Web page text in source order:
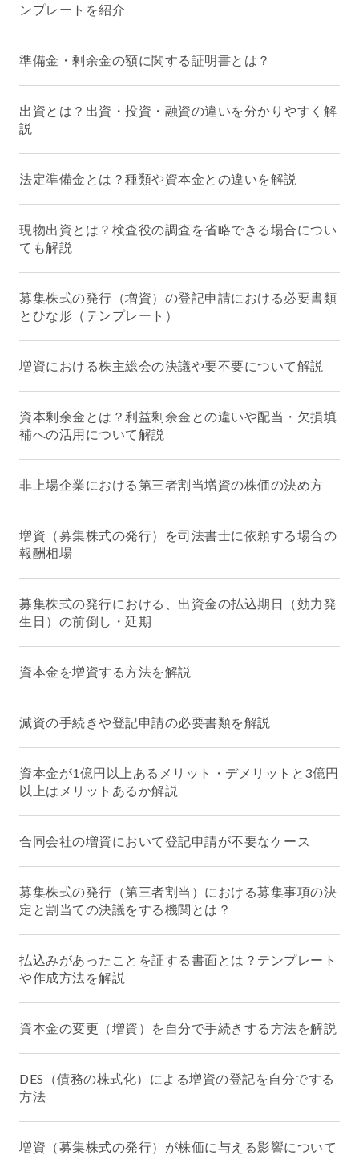
ンプレートを紹介
準備金・剰余金の額に関する証明書とは？
出資とは？出資・投資・融資の違いを分かりやすく解
説
法定準備金とは？種類や資本金との違いを解説
現物出資とは？検査役の調査を省略できる場合につい
ても解説
募集株式の発行（増資）の登記申請における必要書類
とひな形（テンプレート）
増資における株主総会の決議や要不要について解説
資本剰余金とは？利益剰余金との違いや配当・欠損填
補への活用について解説
非上場企業における第三者割当増資の株価の決め方
増資（募集株式の発行）を司法書士に依頼する場合の
報酬相場
募集株式の発行における、出資金の払込期日（効力発
生日）の前倒し・延期
資本金を増資する方法を解説
減資の手続きや登記申請の必要書類を解説
資本金が1億円以上あるメリット・デメリットと3億円
以上はメリットあるか解説
合同会社の増資において登記申請が不要なケース
募集株式の発行（第三者割当）における募集事項の決
定と割当ての決議をする機関とは？
払込みがあったことを証する書面とは？テンプレート
や作成方法を解説
資本金の変更（増資）を自分で手続きする方法を解説
DES（債務の株式化）による増資の登記を自分でする
方法
増資（募集株式の発行）が株価に与える影響について